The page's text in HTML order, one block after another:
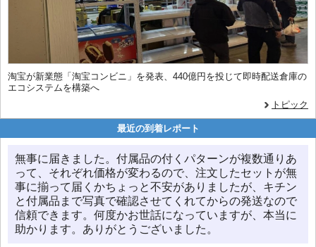
淘宝が新業態「淘宝コンビニ」を発表、440億円を投じて即時配送倉庫の
エコシステムを構築へ
トピック
最近の到着レポート
無事に届きました。付属品の付くパターンが複数通りあ
って、それぞれ価格が変わるので、注文したセットが無
事に揃って届くかちょっと不安がありましたが、キチン
と付属品まで写真で確認させてくれてからの発送なので
信頼できます。何度かお世話になっていますが、本当に
助かります。ありがとうございました。